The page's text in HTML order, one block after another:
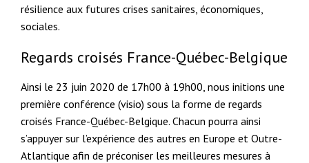
résilience aux futures crises sanitaires, économiques,
sociales.
Regards croisés France-Québec-Belgique
Ainsi le 23 juin 2020 de 17h00 à 19h00, nous initions une
première conférence (visio) sous la forme de regards
croisés France-Québec-Belgique. Chacun pourra ainsi
s’appuyer sur l’expérience des autres en Europe et Outre-
Atlantique afin de préconiser les meilleures mesures à